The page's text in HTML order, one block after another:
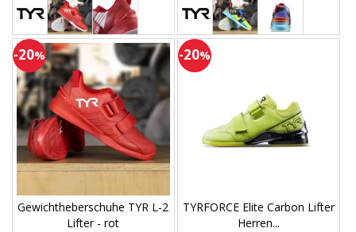
-20%
Gewichtheberschuhe TYR L-2
Lifter - rot
-20%
TYRFORCE Elite Carbon Lifter
Herren...